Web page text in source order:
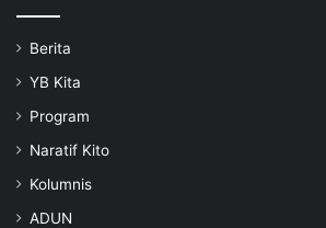
Berita
YB Kita
Program
Naratif Kito
Kolumnis
ADUN